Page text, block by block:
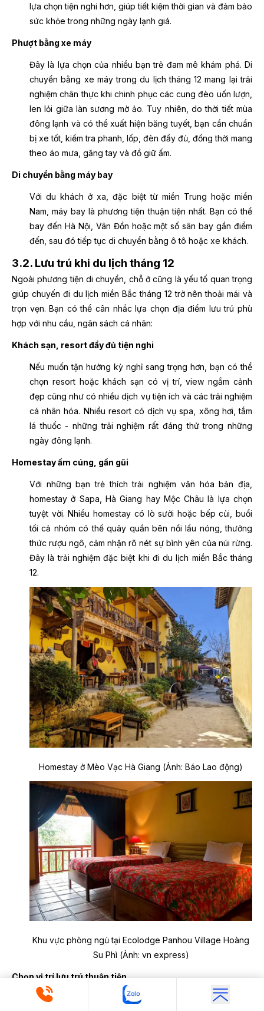
lựa chọn tiện nghi hơn, giúp tiết kiệm thời gian và đảm bảo
sức khỏe trong những ngày lạnh giá.
Phượt bằng xe máy
Đây là lựa chọn của nhiều bạn trẻ đam mê khám phá. Di
chuyển bằng xe máy trong du lịch tháng 12 mang lại trải
nghiệm chân thực khi chinh phục các cung đèo uốn lượn,
len lỏi giữa làn sương mờ ảo. Tuy nhiên, do thời tiết mùa
đông lạnh và có thể xuất hiện băng tuyết, bạn cần chuẩn
bị xe tốt, kiểm tra phanh, lốp, đèn đầy đủ, đồng thời mang
theo áo mưa, găng tay và đồ giữ ấm.
Di chuyển bằng máy bay
Với du khách ở xa, đặc biệt từ miền Trung hoặc miền
Nam, máy bay là phương tiện thuận tiện nhất. Bạn có thể
bay đến Hà Nội, Vân Đồn hoặc một số sân bay gần điểm
đến, sau đó tiếp tục di chuyển bằng ô tô hoặc xe khách.
3.2. Lưu trú khi du lịch tháng 12
Ngoài phương tiện di chuyển, chỗ ở cũng là yếu tố quan trọng
giúp chuyến đi du lịch miền Bắc tháng 12 trở nên thoải mái và
trọn vẹn. Bạn có thể cân nhắc lựa chọn địa điểm lưu trú phù
hợp với nhu cầu, ngân sách cá nhân:
Khách sạn, resort đầy đủ tiện nghi
Nếu muốn tận hưởng kỳ nghỉ sang trọng hơn, bạn có thể
chọn resort hoặc khách sạn có vị trí, view ngắm cảnh
đẹp cũng như có nhiều dịch vụ tiện ích và các trải nghiệm
cá nhân hóa. Nhiều resort có dịch vụ spa, xông hơi, tắm
lá thuốc - những trải nghiệm rất đáng thử trong những
ngày đông lạnh.
Homestay ấm cúng, gần gũi
Với những bạn trẻ thích trải nghiệm văn hóa bản địa,
homestay ở Sapa, Hà Giang hay Mộc Châu là lựa chọn
tuyệt vời. Nhiều homestay có lò sưởi hoặc bếp củi, buổi
tối cả nhóm có thể quây quần bên nồi lẩu nóng, thưởng
thức rượu ngô, cảm nhận rõ nét sự bình yên của núi rừng.
Đây là trải nghiệm đặc biệt khi đi du lịch miền Bắc tháng
12.
Homestay ở Mèo Vạc Hà Giang (Ảnh: Báo Lao động)
Khu vực phòng ngủ tại Ecolodge Panhou Village Hoàng
Su Phì (Ảnh: vn express)
Chọn vị trí lưu trú thuận tiện
Nếu muốn tham gia các hoạt động lễ hội, khám phá ẩm